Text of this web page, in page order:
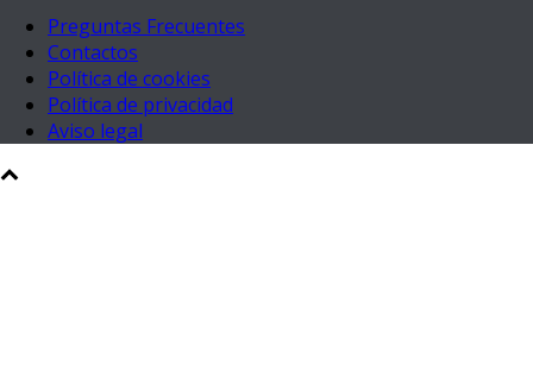
Preguntas Frecuentes
Contactos
Política de cookies
Política de privacidad
Aviso legal